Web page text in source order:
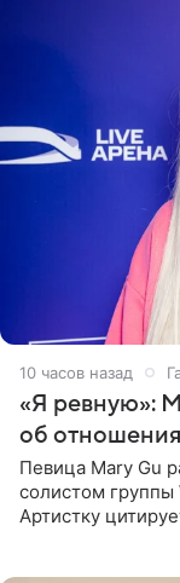
10 часов назад
«Я ревную»:
об
Певица Mary Gu
солистом
Артистку